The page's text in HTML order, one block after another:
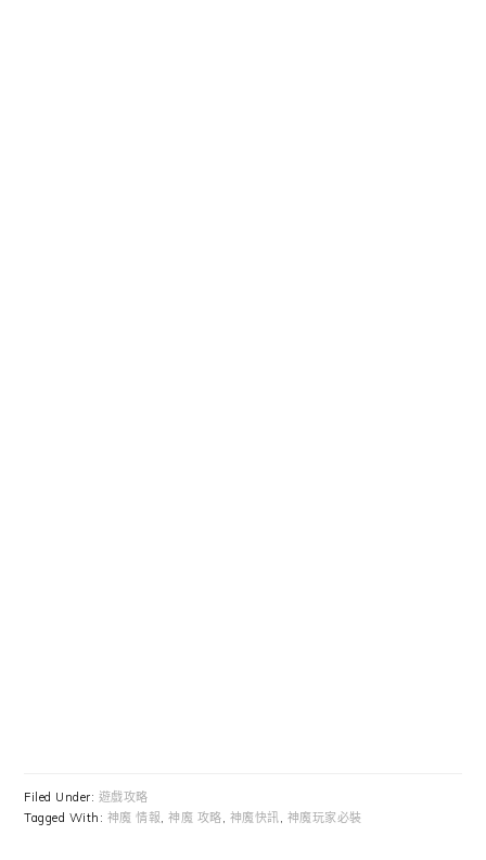
Filed Under: 遊戲攻略
Tagged With: 神魔 情報,神魔 攻略, 神魔快訊, 神魔玩家必裝